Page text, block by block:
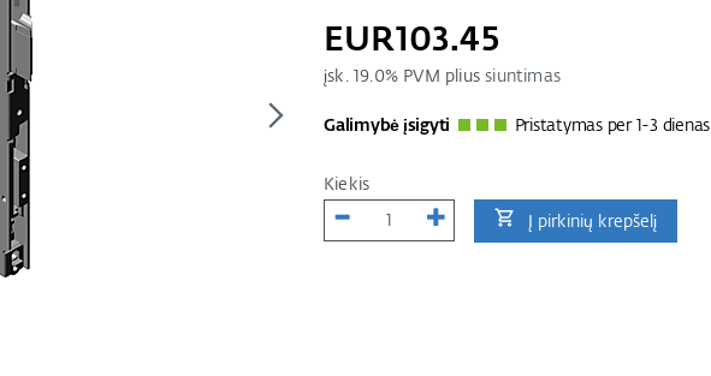
EUR103.45
įsk. 19.0% PVM pliussiuntimas
Galimybė įsigyti Pristatymas per 1-3 dienas
Kiekis
Į pirkinių krepšelį